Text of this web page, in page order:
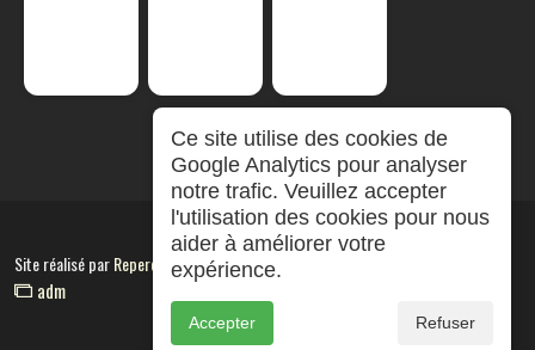
Site réalisé parRepereCom
adm
Ce site utilise des cookies de
Google Analytics pour analyser
notre trafic. Veuillez accepter
l'utilisation des cookies pour nous
aider à améliorer votre
expérience.
Accepter Refuser